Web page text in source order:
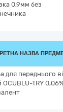
0,9мм без
НАЗВА
для переднього
OCUBLU-TRY